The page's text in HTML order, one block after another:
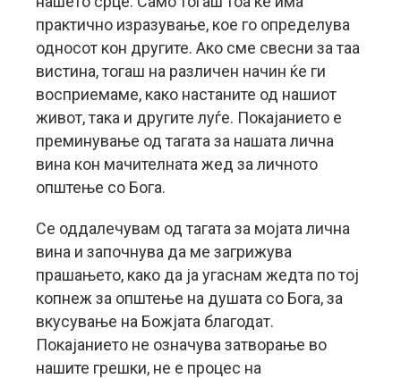
практично изразување, кое го определува
односот кон другите. Ако сме свесни за таа
вистина, тогаш на различен начин ќе ги
восприемаме, како настаните од нашиот
живот, така и другите луѓе. Покајанието е
преминување од тагата за нашата лична
вина кон мачителната жед за личното
општење со Бога.
Се оддалечувам од тагата за мојата лична
вина и започнува да ме загрижува
прашањето, како да ја угаснам жедта по тој
копнеж за општење на душата со Бога, за
вкусување на Божјата благодат.
Покајанието не означува затворање во
нашите грешки, не е процес на